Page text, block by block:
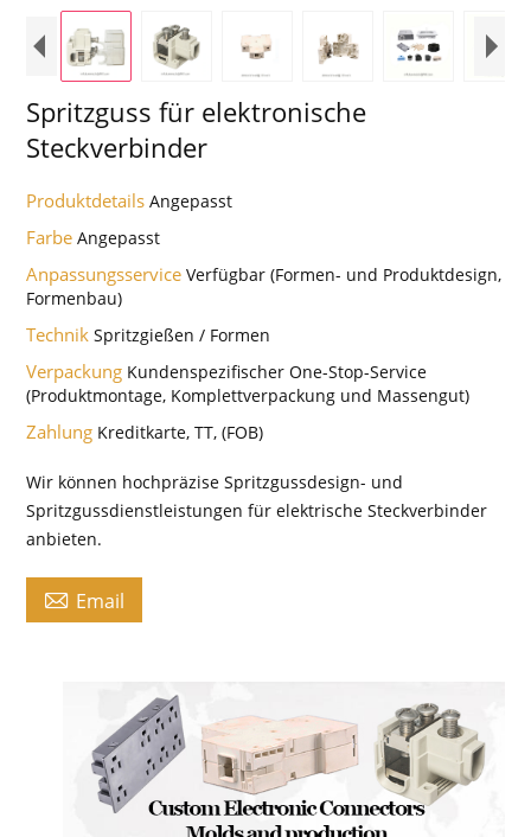
Spritzguss für elektronische
Steckverbinder
ProduktdetailsAngepasst
FarbeAngepasst
AnpassungsserviceVerfügbar (Formen- und Produktdesign,
Formenbau)
TechnikSpritzgießen / Formen
Verpackung Kundenspezifischer One-Stop-Service
(Produktmontage, Komplettverpackung und Massengut)
Zahlung Kreditkarte, TT, (FOB)
Wir können hochpräzise Spritzgussdesign- und
Spritzgussdienstleistungen für elektrische Steckverbinder
anbieten.
 Email